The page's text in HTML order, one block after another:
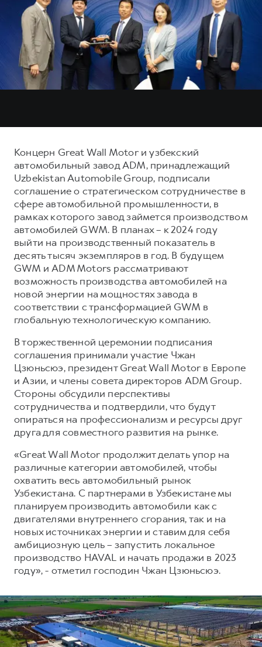
H7
от 3 799 000 ₽
H9
от 4 799 000 ₽
Тест-драйв
Трейд-ин
КРЕДИТ И СТРАХОВАНИЕ
КОРПОРАТИВНЫМ КЛИЕНТАМ
Для малого бизнеса
Корпоративным клиентам
Крупным корпоративным клиентам
Система управления автопарком
Сервис для корпоративных клиентов
HAVAL Лизинг
АКСЕССУАРЫ HAVAL
Автомобильные аксессуары
Коллекция PRO
Коллекция Базовая
Коллекция Детская
СЕРВИСНОЕ ОБСЛУЖИВАНИЕ
Нулевое ТО
Программа «Помощь на дороге»
Регламенты технического обслуживания
ПОДДЕРЖКА
GWM Безопасность
Гарантия HAVAL
Мобильное приложение GWM
Программа «HAVAL Защита+»
Руководства по эксплуатации
Подписки
АКСЕССУАРЫ HAVAL
Автомобильные аксессуары
Коллекция PRO
Коллекция Базовая
Коллекция Детская
О дилере
Наша команда
Контакты
Концерн Great Wall Motor и узбекский
автомобильный завод ADM, принадлежащий
Uzbekistan Automobile Group, подписали
соглашение о стратегическом сотрудничестве в
сфере автомобильной промышленности, в
рамках которого завод займется производством
автомобилей GWM. В планах – к 2024 году
выйти на производственный показатель в
десять тысяч экземпляров в год. В будущем
GWM и ADM Motors рассматривают
возможность производства автомобилей на
новой энергии на мощностях завода в
соответствии с трансформацией GWM в
глобальную технологическую компанию.
В торжественной церемонии подписания
соглашения принимали участие Чжан
Цзюньсюэ, президент Great Wall Motor в Европе
и Азии, и члены совета директоров ADM Group.
Стороны обсудили перспективы
сотрудничества и подтвердили, что будут
опираться на профессионализм и ресурсы друг
друга для совместного развития на рынке.
«Great Wall Motor продолжит делать упор на
различные категории автомобилей, чтобы
охватить весь автомобильный рынок
Узбекистана. С партнерами в Узбекистане мы
планируем производить автомобили как с
двигателями внутреннего сгорания, так и на
новых источниках энергии и ставим для себя
амбициозную цель – запустить локальное
производство HAVAL и начать продажи в 2023
году», - отметил господин Чжан Цзюньсюэ.